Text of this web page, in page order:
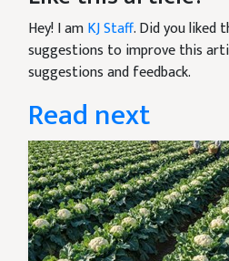
Hey! I amKJ Staff. Did you liked
suggestions to improve this
suggestions and feedback.
Read next